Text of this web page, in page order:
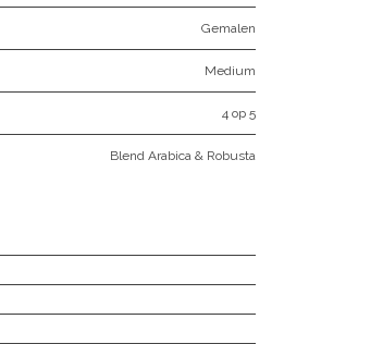
Gemalen
Medium
4 op 5
Blend Arabica & Robusta